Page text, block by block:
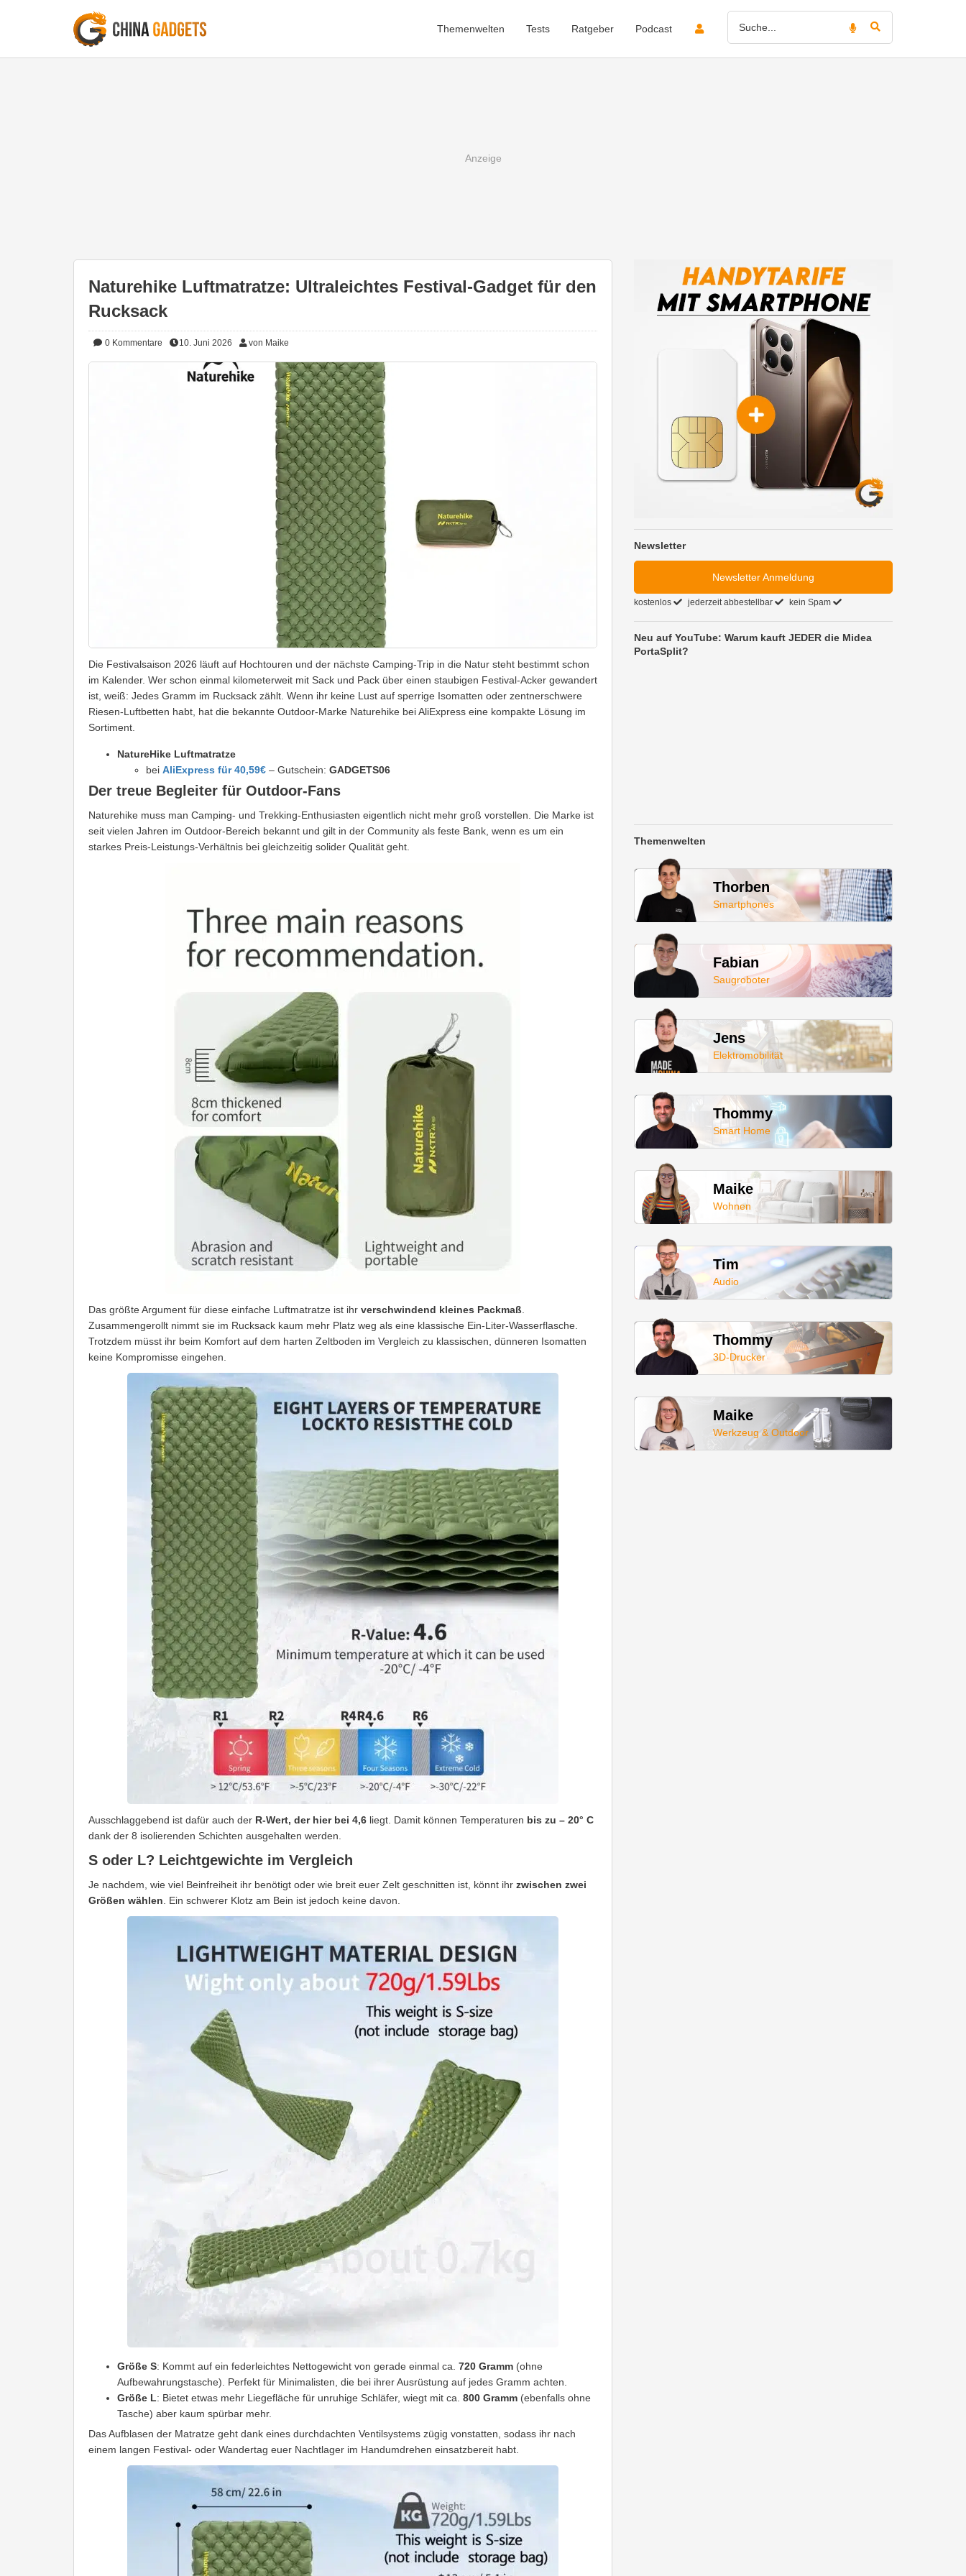
Themenwelten Tests Ratgeber Podcast
Naturehike Luftmatratze: Ultraleichtes Festival-Gadget für den
Rucksack
0 Kommentare 10. Juni 2026 von Maike
Die Festivalsaison 2026 läuft auf Hochtouren und der nächste Camping-Trip in die Natur steht bestimmt schon
im Kalender. Wer schon einmal kilometerweit mit Sack und Pack über einen staubigen Festival-Acker gewandert
ist, weiß: Jedes Gramm im Rucksack zählt. Wenn ihr keine Lust auf sperrige Isomatten oder zentnerschwere
Riesen-Luftbetten habt, hat die bekannte Outdoor-Marke Naturehike bei AliExpress eine kompakte Lösung im
Sortiment.
NatureHike Luftmatratze
bei AliExpress für 40,59€ – Gutschein: GADGETS06
Der treue Begleiter für Outdoor-Fans
Naturehike muss man Camping- und Trekking-Enthusiasten eigentlich nicht mehr groß vorstellen. Die Marke ist
seit vielen Jahren im Outdoor-Bereich bekannt und gilt in der Community als feste Bank, wenn es um ein
starkes Preis-Leistungs-Verhältnis bei gleichzeitig solider Qualität geht.
Das größte Argument für diese einfache Luftmatratze ist ihr verschwindend kleines Packmaß
Zusammengerollt nimmt sie im Rucksack kaum mehr Platz weg als eine klassische Ein-Liter-Wasserflasche.
Trotzdem müsst ihr beim Komfort auf dem harten Zeltboden im Vergleich zu klassischen, dünneren Isomatten
keine Kompromisse eingehen.
Ausschlaggebend ist dafür auch der R-Wert, der hier bei 4,6 liegt. Damit können Temperaturen bis zu – 20° C
dank der 8 isolierenden Schichten ausgehalten werden.
S oder L? Leichtgewichte im Vergleich
Je nachdem, wie viel Beinfreiheit ihr benötigt oder wie breit euer Zelt geschnitten ist, könnt ihr zwischen zwei
Größen wählen . Ein schwerer Klotz am Bein ist jedoch keine davon.
Größe S: Kommt auf ein federleichtes Nettogewicht von gerade einmal ca. 720 Gramm (ohne
Aufbewahrungstasche). Perfekt für Minimalisten, die bei ihrer Ausrüstung auf jedes Gramm achten.
Größe L: Bietet etwas mehr Liegefläche für unruhige Schläfer, wiegt mit ca. 800 Gramm (ebenfalls ohne
Tasche) aber kaum spürbar mehr.
Das Aufblasen der Matratze geht dank eines durchdachten Ventilsystems zügig vonstatten, sodass ihr nach
einem langen Festival- oder Wandertag euer Nachtlager im Handumdrehen einsatzbereit habt.
Newsletter
Newsletter Anmeldung
kostenlos jederzeit abbestellbar kein Spam
Neu auf YouTube: Warum kauft JEDER die Midea
PortaSplit?
Themenwelten
Thorben
Smartphones
Fabian
Saugroboter
Jens
Elektromobilität
Thommy
Smart Home
Maike
Wohnen
Tim
Audio
Thommy
3D-Drucker
Maike
Werkzeug & Outdoor